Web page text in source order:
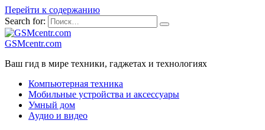
Перейти к содержанию
Search for:
GSMcentr.com
Ваш гид в мире техники, гаджетах и технологиях
Компьютерная техника
Мобильные устройства и аксессуары
Умный дом
Аудио и видео